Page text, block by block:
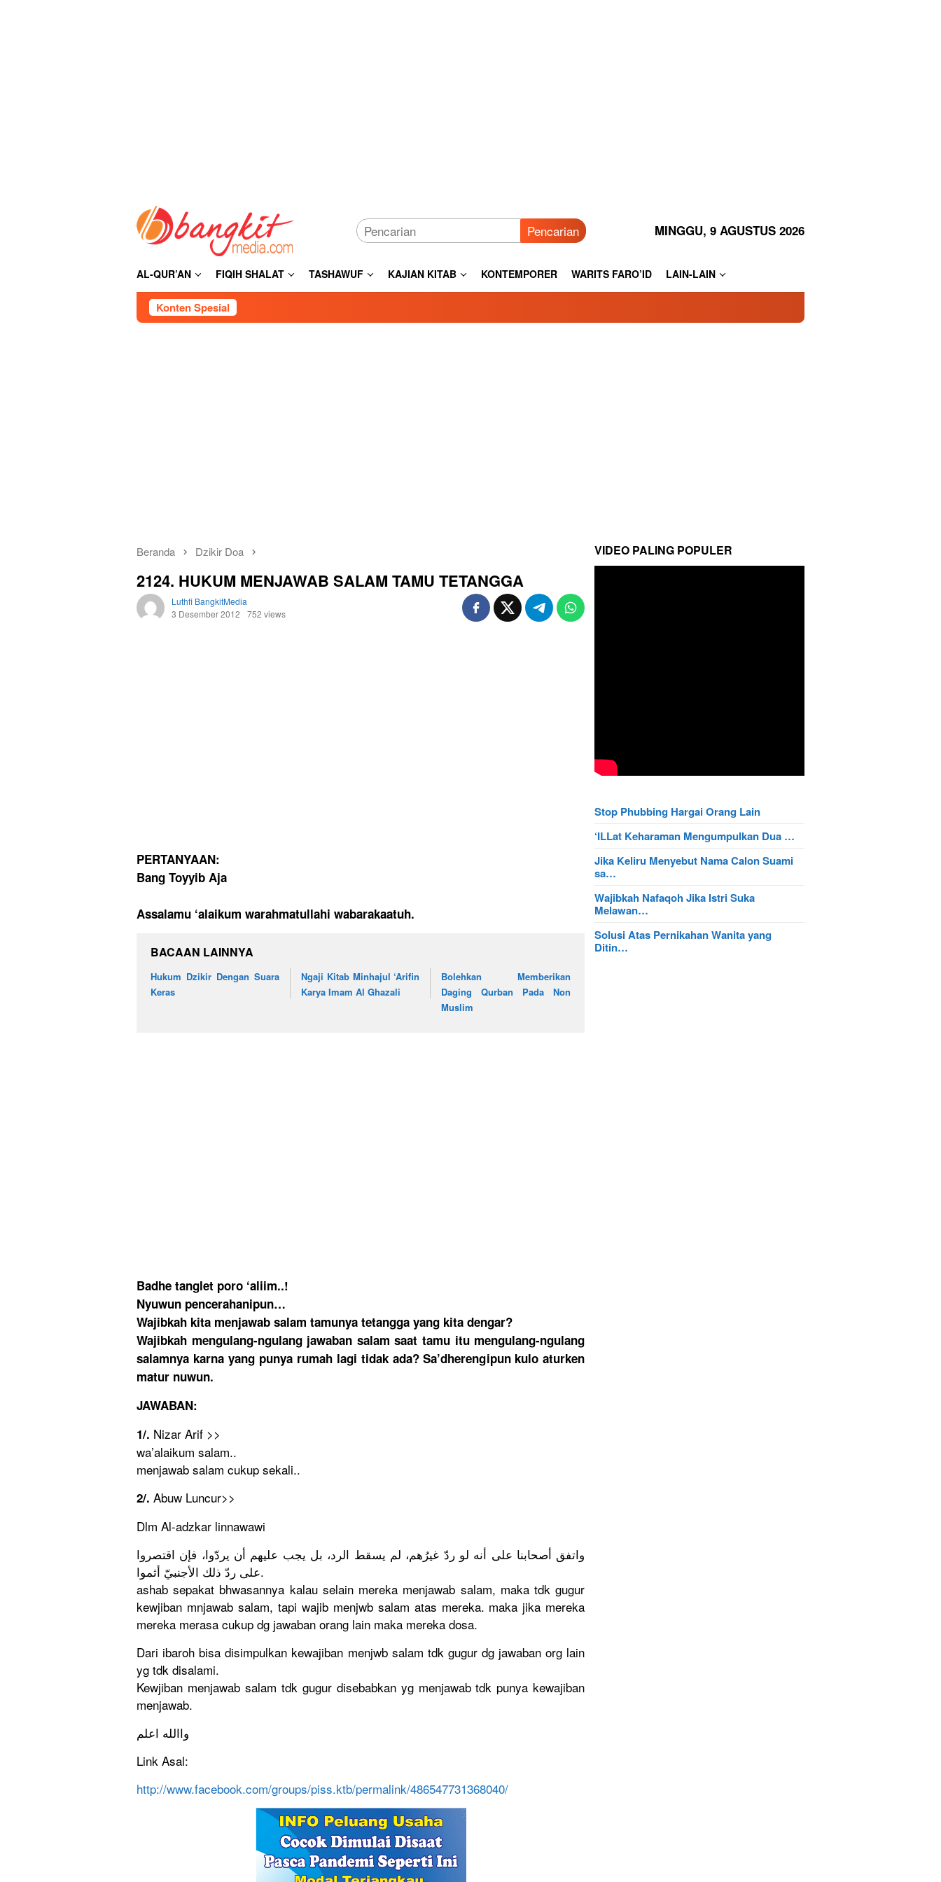
Pencarian MINGGU, 9 AGUSTUS 2026
AL-QUR’AN FIQIH SHALAT TASHAWUF KAJIAN KITAB KONTEMPORER WARITS FARO’ID LAIN-LAIN
Konten Spesial
Beranda Dzikir Doa
2124. HUKUM MENJAWAB SALAM TAMU TETANGGA
Luthfi BangkitMedia
3 Desember 2012
752 views
PERTANYAAN:
Bang Toyyib Aja
Assalamu ‘alaikum warahmatullahi wabarakaatuh.
BACAAN LAINNYA
Hukum Dzikir Dengan Suara
Keras
Ngaji Kitab Minhajul ‘Arifin
Karya Imam Al Ghazali
Bolehkan Memberikan
Daging Qurban Pada Non
Muslim
Badhe tanglet poro ‘aliim..!
Nyuwun pencerahanipun…
Wajibkah kita menjawab salam tamunya tetangga yang kita dengar?
Wajibkah mengulang-ngulang jawaban salam saat tamu itu mengulang-ngulang
salamnya karna yang punya rumah lagi tidak ada? Sa’dherengipun kulo aturken
matur nuwun.
JAWABAN:
1/. Nizar Arif >>
wa’alaikum salam..
menjawab salam cukup sekali..
2/. Abuw Luncur>>
Dlm Al-adzkar linnawawi
واتفق أصحابنا على أنه لو ردّ غيرُهم، لم يسقط الرد، بل يجب عليهم أن يردّوا، فإن اقتصروا
على ردّ ذلك الأجنبيّ أثموا.
ashab sepakat bhwasannya kalau selain mereka menjawab salam, maka tdk gugur
kewjiban mnjawab salam, tapi wajib menjwb salam atas mereka. maka jika mereka
mereka merasa cukup dg jawaban orang lain maka mereka dosa.
Dari ibaroh bisa disimpulkan kewajiban menjwb salam tdk gugur dg jawaban org lain
yg tdk disalami.
Kewjiban menjawab salam tdk gugur disebabkanyg menjawab tdk punya kewajiban
menjawab.
واالله اعلم
Link Asal:
http://www.facebook.com/groups/piss.ktb/permalink/486547731368040/
VIDEO PALING POPULER
Stop Phubbing Hargai Orang Lain
‘ILLat Keharaman Mengumpulkan Dua …
Jika Keliru Menyebut Nama Calon Suami
sa…
Wajibkah Nafaqoh Jika Istri Suka
Melawan…
Solusi Atas Pernikahan Wanita yang
Ditin…